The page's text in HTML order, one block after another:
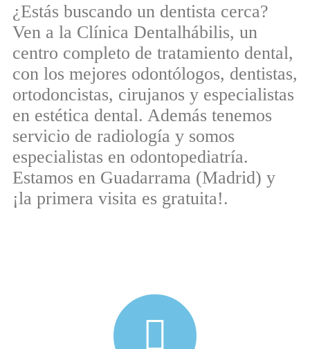
¿Estás buscando un dentista cerca?
Ven a la Clínica Dentalhábilis, un
centro completo de tratamiento dental,
con los mejores odontólogos, dentistas,
ortodoncistas, cirujanos y especialistas
en estética dental. Además tenemos
servicio de radiología y somos
especialistas en odontopediatría.
Estamos en Guadarrama (Madrid) y
¡la primera visita es gratuita!.